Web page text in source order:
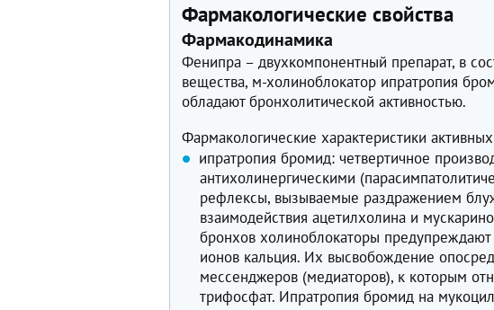
Фармакологические свойства
Фармакодинамика
Фенипра – двухкомпонентный препарат, в
вещества, м-холиноблокатор ипратропия
обладают бронхолитической активностью.
Фармакологические характеристики
ипратропия бромид: четвертичное
антихолинергическими
рефлексы, вызываемые раздражением
взаимодействия ацетилхолина и
бронхов холиноблокаторы предупреждают
ионов кальция. Их высвобождение
мессенджеров (медиаторов), к которым
трифосфат. Ипратропия бромид на